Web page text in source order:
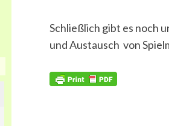
Schließlich gibt es noch
und Austausch von